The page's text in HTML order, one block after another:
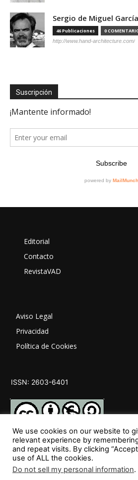
Sergio de Miguel García
46 Publicaciones 0
http://www.hand-architecture.com/
Suscripción
Editorial
Contacto
RevistaVAD
Aviso Legal
Privacidad
Política de Cookies
ISSN: 2603-6401
SÍGUENOS
We use cookies on our website to
relevant experience by
and repeat visits. By clicking
use of ALL the cookies.
Do not sell my personal information.